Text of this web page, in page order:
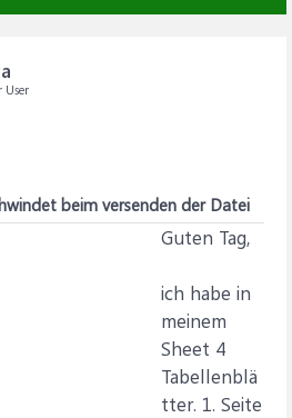
User
beim versenden der Datei
Guten Tag,
ich habe in
meinem
Sheet 4
Tabellenblä
tter. 1. Seite